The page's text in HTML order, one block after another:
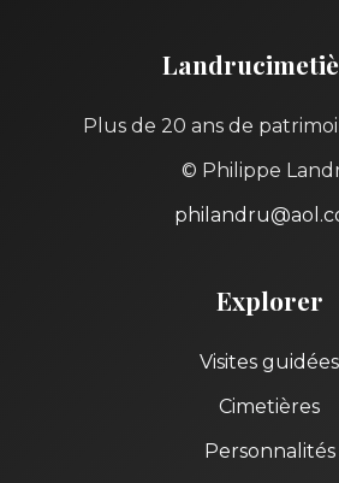
Plus de 20 ans de
© Philippe
Explorer
Visites guidées
Cimetières
Personnalités